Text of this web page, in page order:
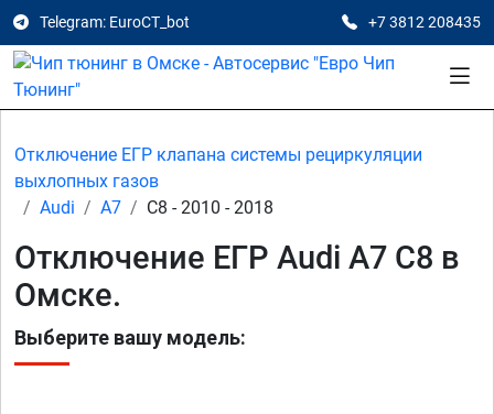
Telegram: EuroCT_bot +7 3812 208435
Отключение ЕГР клапана системы рециркуляции
выхлопных газов
Audi
A7 C8 - 2010 - 2018
Отключение ЕГР Audi A7 C8 в
Омске.
Выберите вашу модель: